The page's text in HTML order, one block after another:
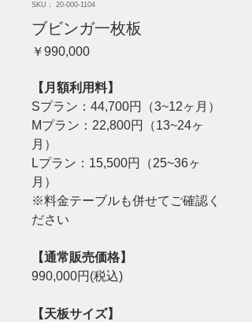
SKU： 20-000-1104
ブビンガ一枚板
￥990,000価
【月額利用料】
Sプラン：44,700円（3~12ヶ月）
Mプラン：22,800円（13~24ヶ
月）
Lプラン：15,500円（25~36ヶ
月）
※料金テーブルも併せてご確認く
ださい
【通常販売価格】
990,000円(税込)
【天板サイズ】